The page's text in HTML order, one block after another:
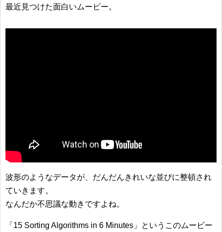
最近見つけた面白いムービー。
波形のようなデータが、だんだんきれいな並びに整頓され
ていきます。
なんだか不思議な動きですよね。
「15 Sorting Algorithms in 6 Minutes」というこのムービー